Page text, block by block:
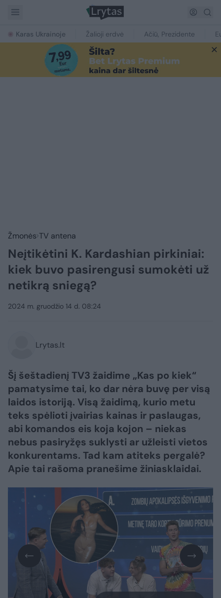
Karas Ukrainoje Žalioji erdvė Ačiū, Prezidente
Žmonės TV antena
Neįtikėtini K. Kardashian pirkiniai:
kiek buvo pasirengusi sumokėti už
netikrą sniegą?
2024 m. gruodžio 14 d. 08:24
Lrytas.lt
Šį šeštadienį TV3 žaidime „Kas po kiek“
pamatysime tai, ko dar nėra buvę per visą
laidos istoriją. Visą žaidimą, kurio metu
teks spėlioti įvairias kainas ir paslaugas,
abi komandos eis koja kojon – niekas
nebus pasiryžęs suklysti ar užleisti vietos
konkurentams. Tad kam atiteks pergalė?
Apie tai rašoma pranešime žiniasklaidai.